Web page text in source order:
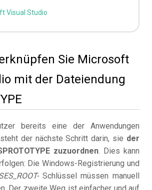
Visual Studio
Sie Microsoft
mit der Dateiendung
bereits eine der Anwendungen
der nächste Schritt darin, sie der
zuzuordnen. Dies kann
Die Windows-Registrierung und
Schlüssel müssen manuell